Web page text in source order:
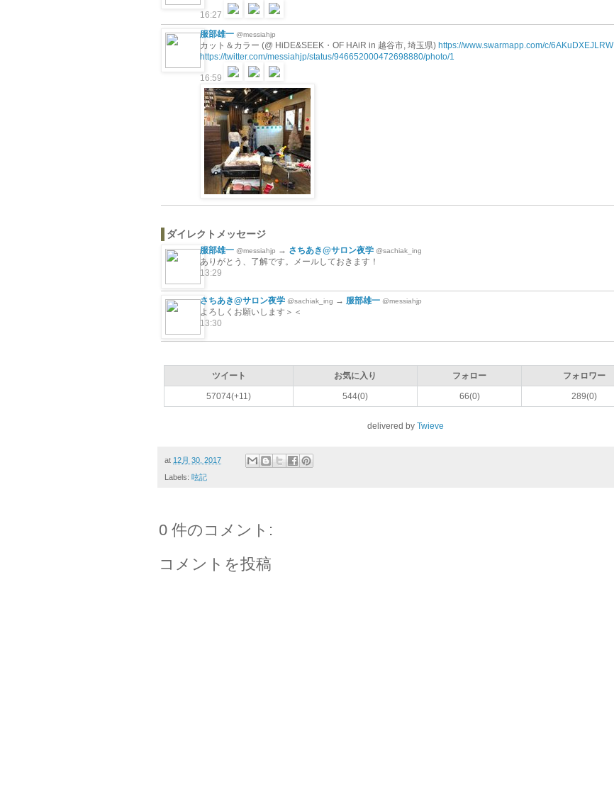
16:27
服部雄一 @messiahjp
カット＆カラー (@ HiDE&SEEK・OF HAiR in 越谷市, 埼玉県) https://www.swarmapp.com/c/6AKuDXEJLRW
https://twitter.com/messiahjp/status/946652000472698880/photo/1
16:59
ダイレクトメッセージ
服部雄一 @messiahjp → さちあき@サロン夜学 @sachiak_ing
ありがとう、了解です。メールしておきます！
13:29
さちあき@サロン夜学 @sachiak_ing → 服部雄一 @messiahjp
よろしくお願いします＞＜
13:30
ツイート お気に入り フォロー フォロワー
57074(+11) 544(0) 66(0) 289(0)
delivered by Twieve
at 12月 30, 2017
Labels: 呟記
0 件のコメント:
コメントを投稿